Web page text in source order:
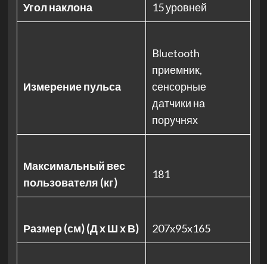
Угол наклона 15 уровней
Измерение пульса
Bluetooth
приемник,
сенсорные
датчики на
поручнях
Максимальный вес
пользователя (кг)
181
Размер (см) (Д х Ш х В) 207x95x165